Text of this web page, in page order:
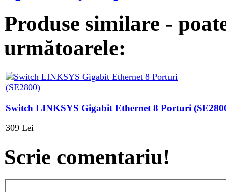
Produse similare -
următoarele:
Switch LINKSYS Gigabit Ethernet 8 Porturi
309 Lei
Scrie comentariu!